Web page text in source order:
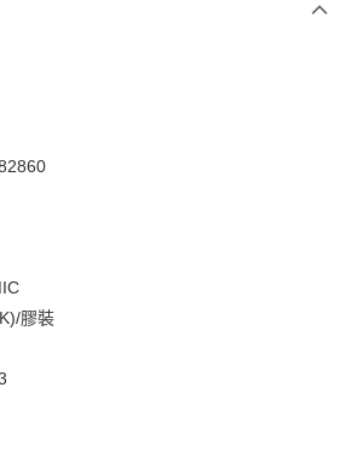
】
商品之後才付款」的支付方式。 讓您購物簡單
不需綁卡、不需儲值。
簡訊認證，即可結帳。
務後，再付款。
流程】
先享後付」後，將跳轉至「AFTEE先享後付」
確認金額後，即可完成結帳。
收到繳費通知簡訊。
式進行付款，方視為交易完成。
下不需立刻繳費，但若您需要取消訂單，請聯絡
含以上)免運費
膠裝